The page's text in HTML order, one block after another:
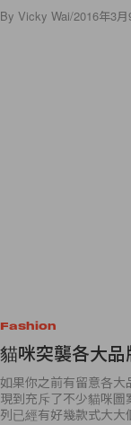
By Vicky Wai/2016年3月
Fashion
貓咪突襲各大品
如果你之前有留意各
現到充斥了不少貓咪
列已經有好幾款式大